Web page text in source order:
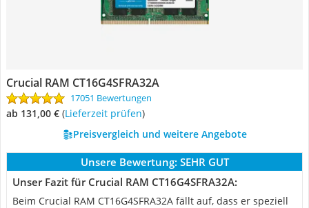
Crucial RAM CT16G4SFRA32A
17051 Bewertungen
ab 131,00 € (Lieferzeit prüfen)
Preisvergleich und weitere Angebote
Unsere Bewertung: SEHR GUT
Unser Fazit für Crucial RAM CT16G4SFRA32A:
Beim Crucial RAM CT16G4SFRA32A fällt auf, dass er speziell